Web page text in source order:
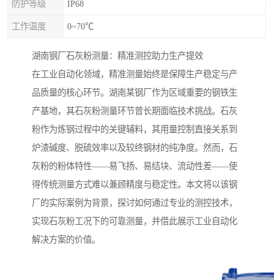
防护等级 IP68
工作温度 0~70℃
湖南钢厂石灰粉测量：精准测控助力生产提效
在工业自动化领域，精准测量始终是保障生产稳定与产
品质量的核心环节。湖南某钢厂作为区域重要的钢铁生
产基地，其石灰粉测量环节曾长期面临技术挑战。石灰
粉作为炼钢过程中的关键辅料，其用量控制直接关系到
炉渣碱度、脱硫效率以及较终钢材的纯净度。然而，石
灰粉的粉体特性——易飞扬、易结块、流动性差——使
得传统测量方式难以兼顾精度与稳定性。本文将以该钢
厂的实际案例为背景，探讨如何通过专业的测控技术，
实现石灰粉工况下的可靠测量，并借此展示工业自动化
解决方案的价值。